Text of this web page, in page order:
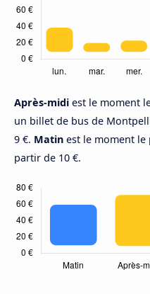
Après-midi est le moment
un billet de bus de
9 €. Matin est le moment le
partir de 10 €.